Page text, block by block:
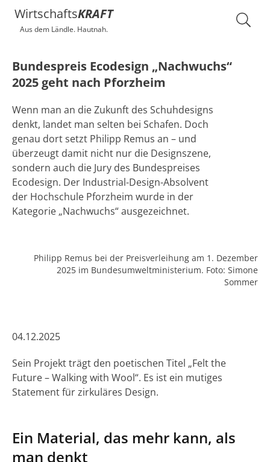
WirtschaftsKRAFT
Aus dem Ländle. Hautnah.
Bundespreis Ecodesign „Nachwuchs“
2025 geht nach Pforzheim
Wenn man an die Zukunft des Schuhdesigns
denkt, landet man selten bei Schafen. Doch
genau dort setzt Philipp Remus an – und
überzeugt damit nicht nur die Designszene,
sondern auch die Jury des Bundespreises
Ecodesign. Der Industrial-Design-Absolvent
der Hochschule Pforzheim wurde in der
Kategorie „Nachwuchs“ ausgezeichnet.
Philipp Remus bei der Preisverleihung am 1. Dezember
2025 im Bundesumweltministerium. Foto: Simone
Sommer
04.12.2025
Sein Projekt trägt den poetischen Titel „Felt the
Future – Walking with Wool“. Es ist ein mutiges
Statement für zirkuläres Design.
Ein Material, das mehr kann, als
man denkt